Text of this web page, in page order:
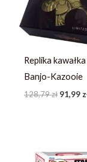
Replika
Banjo-Kazooie
128,79zł 91,99